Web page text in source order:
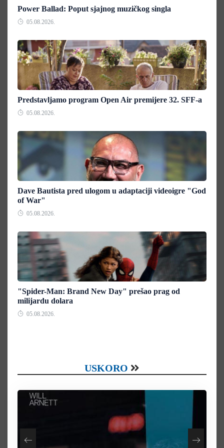
Power Ballad: Poput sjajnog muzičkog singla
05.08.2026.
Predstavljamo program Open Air premijere 32. SFF-a
05.08.2026.
Dave Bautista pred ulogom u adaptaciji videoigre "God
of War"
05.08.2026.
"Spider-Man: Brand New Day" prešao prag od
milijardu dolara
05.08.2026.
USKORO